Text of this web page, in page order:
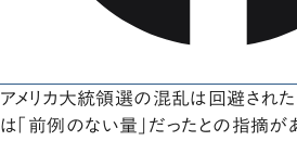
アメリカ大統領選の混乱は回避され
は「前例のない量」だったとの指摘が